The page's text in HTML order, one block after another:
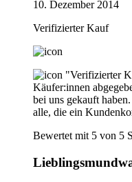
10. Dezember 2014
Verifizierter Kauf
"Verifizierter
Käufer:innen
bei uns gekauft
alle, die ein
Bewertet mit 5 von 5